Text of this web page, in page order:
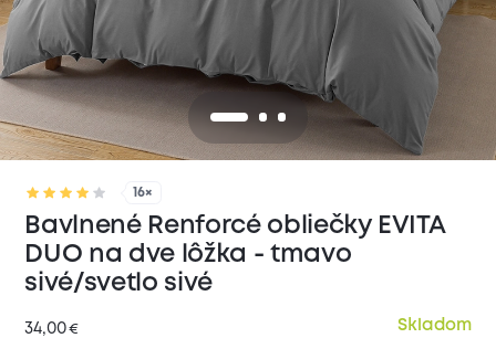
16×
Bavlnené Renforcé obliečky EVITA
DUO na dve lôžka - tmavo
sivé/svetlo sivé
34,00€ Skladom